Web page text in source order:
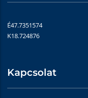
É47.7351574
K18.724876
Kapcsolat